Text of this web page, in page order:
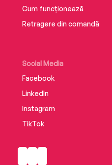
Cum funcționează
Retragere din comandă
Social Media
Facebook
LinkedIn
Instagram
TikTok